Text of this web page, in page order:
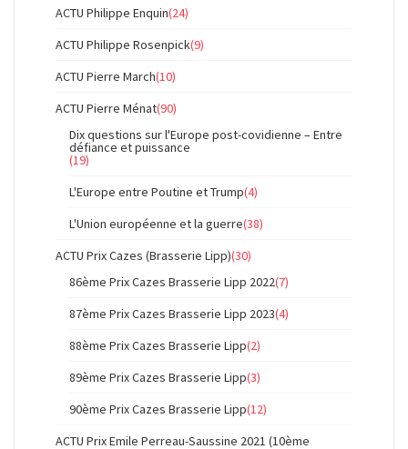
ACTU Philippe Enquin(24)
ACTU Philippe Rosenpick(9)
ACTU Pierre March(10)
ACTU Pierre Ménat(90)
Dix questions sur l'Europe post-covidienne – Entre
défiance et puissance
(19)
L'Europe entre Poutine et Trump(4)
L'Union européenne et la guerre(38)
ACTU Prix Cazes (Brasserie Lipp)(30)
86ème Prix Cazes Brasserie Lipp 2022(7)
87ème Prix Cazes Brasserie Lipp 2023(4)
88ème Prix Cazes Brasserie Lipp(2)
89ème Prix Cazes Brasserie Lipp(3)
90ème Prix Cazes Brasserie Lipp(12)
ACTU Prix Emile Perreau-Saussine 2021 (10ème